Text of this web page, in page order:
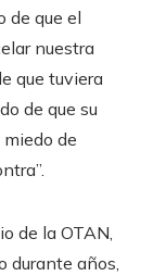
de que el
nuestra
que tuviera
de que su
de
de la OTAN,
durante años,